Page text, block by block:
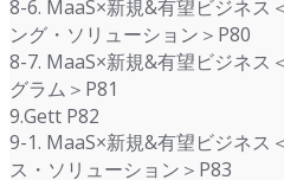
8-6. MaaS×新規&有望ビジネス
ング・ソリューション＞P80
8-7. MaaS×新規&有望ビジネス
グラム＞P81
9.Gett P82
9-1. MaaS×新規&有望ビジネス
ス・ソリューション＞P83